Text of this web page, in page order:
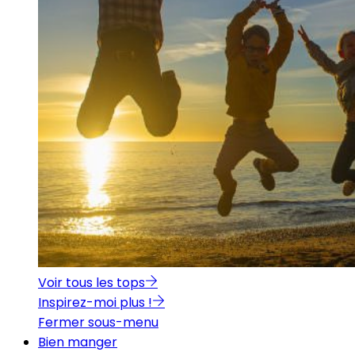
Voir tous les tops
Inspirez-moi plus !
Fermer sous-menu
Bien manger